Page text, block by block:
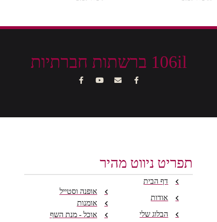
106il ברשתות חברתיות
תפריט ניווט מהיר
דף הבית
אודות
הבלוג שלי
אופנה וסטייל
אומנות
אוכל - מנת השף